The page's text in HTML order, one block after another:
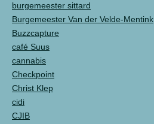
burgemeester sittard
Burgemeester Van der Velde-Mentink
Buzzcapture
café Suus
cannabis
Checkpoint
Christ Klep
cidi
CJIB